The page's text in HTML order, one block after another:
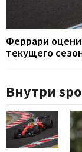
Феррари
текущего
Внутри